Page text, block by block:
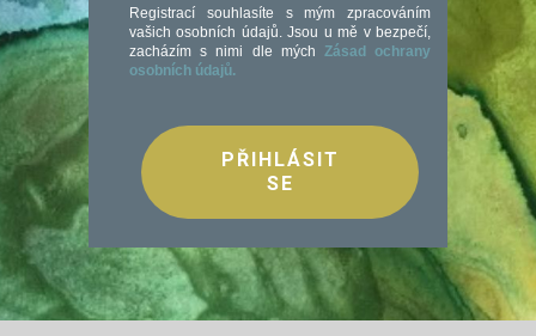
Registrací souhlasíte s mým zpracováním
vašich osobních údajů. Jsou u mě v bezpečí,
zacházím s nimi dle mých Zásad ochrany
osobních údajů.
PŘIHLÁSIT
SE